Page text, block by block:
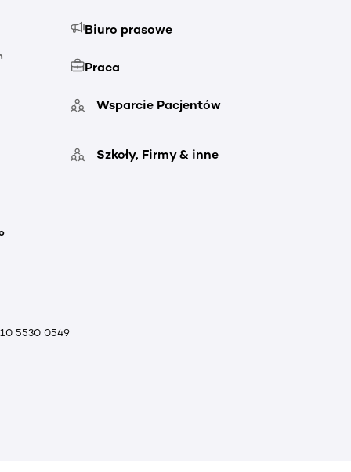
Biuro prasowe
Praca
Wsparcie Pacjentów
Szkoły, Firmy & inne
5530 0549